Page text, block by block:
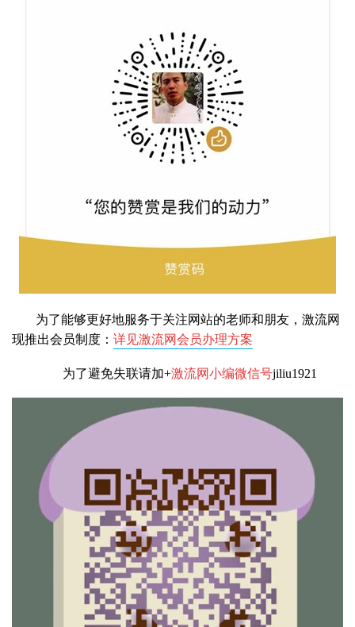
为了能够更好地服务于关注网站的老师和朋友，激流网
现推出会员制度： 详见激流网会员办理方案
为了避免失联请加+激流网小编微信号jiliu1921